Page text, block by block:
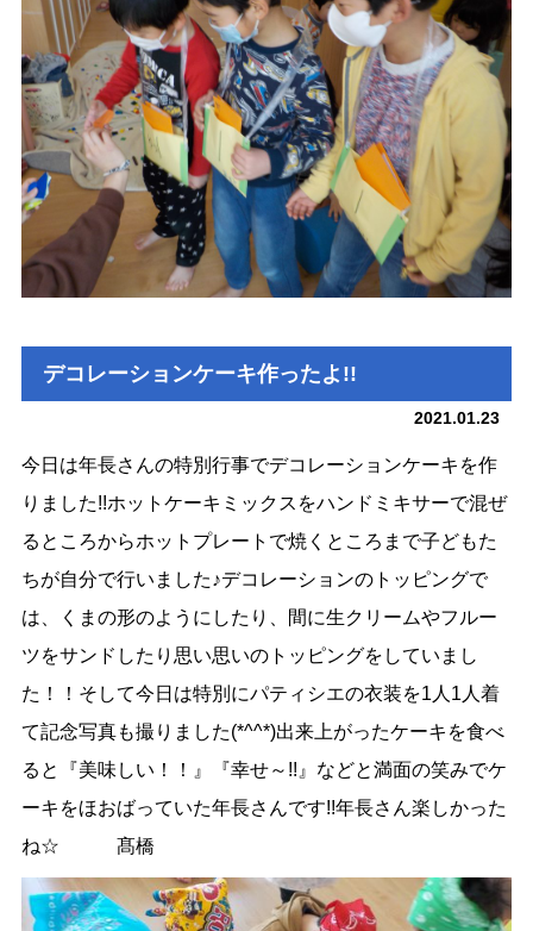
デコレーションケーキ作ったよ!!
2021.01.23
今日は年長さんの特別行事でデコレーションケーキを作
りました!!ホットケーキミックスをハンドミキサーで混ぜ
るところからホットプレートで焼くところまで子どもた
ちが自分で行いました♪デコレーションのトッピングで
は、くまの形のようにしたり、間に生クリームやフルー
ツをサンドしたり思い思いのトッピングをしていまし
た！！そして今日は特別にパティシエの衣装を1人1人着
て記念写真も撮りました(*^^*)出来上がったケーキを食べ
ると『美味しい！！』『幸せ～!!』などと満面の笑みでケ
ーキをほおばっていた年長さんです!!年長さん楽しかった
ね☆ 髙橋